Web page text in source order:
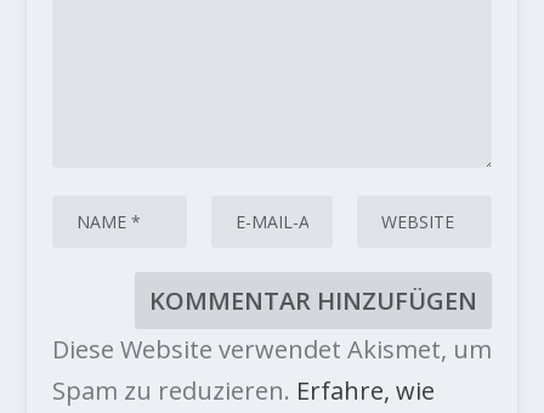
Diese Website verwendet Akismet, um
Spam zu reduzieren. Erfahre, wie